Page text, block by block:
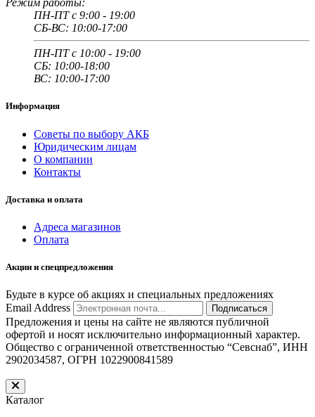
Режим работы:
ПН-ПТ с 9:00 - 19:00
СБ-ВС: 10:00-17:00
ПН-ПТ с 10:00 - 19:00
СБ: 10:00-18:00
ВС: 10:00-17:00
Информация
Советы по выбору АКБ
Юридическим лицам
О компании
Контакты
Доставка и оплата
Адреса магазинов
Оплата
Акции и спецпредложения
Будьте в курсе об акциях и специальных предложениях
Email Address
Подписаться
Предложения и цены на сайте не являются публичной
офертой и носят исключительно информационный характер.
Общество с ограниченной ответственностью “Севснаб”, ИНН
2902034587, ОГРН 1022900841589
Каталог